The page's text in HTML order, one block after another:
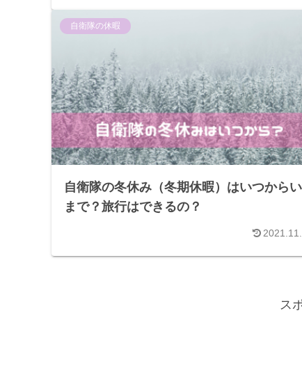
自衛隊の休暇
自衛隊の冬休み（冬期休暇）はいつから
まで？旅行はできるの？
ス